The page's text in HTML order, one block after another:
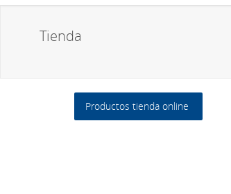
Tienda
Productos tienda online